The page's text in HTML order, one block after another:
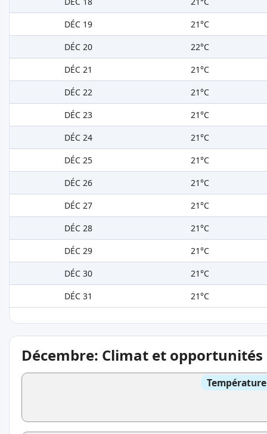
DÉC 19
21°C
DÉC 20
22°C
DÉC 21
21°C
DÉC 22
21°C
DÉC 23
21°C
DÉC 24
21°C
DÉC 25
21°C
DÉC 26
21°C
DÉC 27
21°C
DÉC 28
21°C
DÉC 29
21°C
DÉC 30
21°C
DÉC 31
21°C
Décembre: Climat et